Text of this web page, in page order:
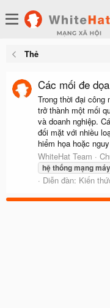
Thẻ
Các mối đe
Trong thời đại công
trở thành một mối
và doanh nghiệp.
đối mặt với nhiều
hiểm họa hoặc
WhiteHat Team
hệthốngmạngmáy
Diễn đàn: Kiến